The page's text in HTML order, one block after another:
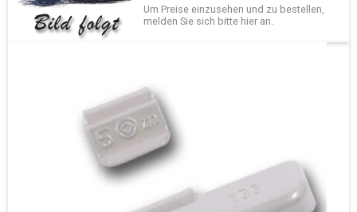
Um Preise einzusehen und zu bestellen,
melden Sie sich bitte hier an.